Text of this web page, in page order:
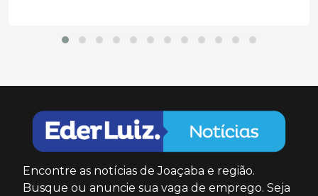
Encontre as notícias de Joaçaba e região.
Busque ou anuncie sua vaga de emprego. Seja